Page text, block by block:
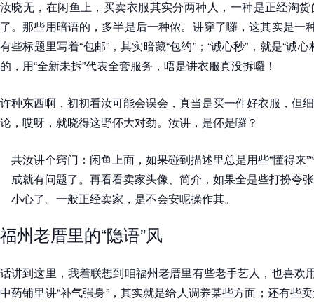
汝晓无，在闲鱼上，买卖衣服其实分两种人，一种是正经淘
了。那些用暗语的，多半是后一种侬。讲穿了囉，这其实是一
有些标题里写着“包邮”，其实暗藏“包约”；“诚心秒”，就是“诚
的，用“全新未拆”代表全套服务，唔是讲衣服真没拆囉！
许种东西啊，初初看汝可能会误会，真当是买一件好衣服，但
论，哎呀，就晓得这野伓大对劲。汝讲，是伓是囉？
共汝讲个窍门：闲鱼上面，如果碰到描述里总是用些“懂得来
成就有问题了。再看看卖家头像、简介，如果全是些打扮夸
小心了。一般正经卖家，是不会安呢操作其。
福州老厝里的“隐语”风
话讲到这里，我着联想到咱福州老厝里有些老手艺人，也喜欢
中药铺里讲“补气强身”，其实就是给人调养某些方面；还有些